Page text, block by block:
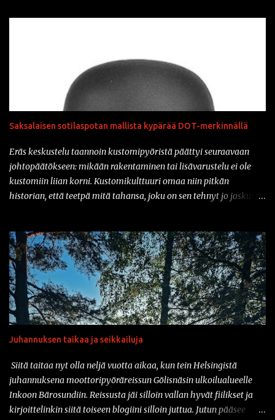
Saksalaisen sotilaspotan mallista kypärää DOT-merkinnällä
Eräs keskustelu taannoin kustomipyöristä päättyi seuraavaan
johtopäätökseen: mikään rakentaminen tai lisävarustelu ei ole
kustomiin liian korni. Kustomikulttuuri omaa niin pitkän
historian, että teetpä mitä tahansa, joku on sen tehnyt jo joskus
parin vuoden sisään nähtyä mm. prätkäliivi, mikä oli päällystetty
kokonaan kaljatölkin avausklipsuilla ja muuta vastaavaa.
Natsikypärä on ollut varsinkin sarjakuvissa ja pilapiirroksissa
varsin tyypillinen päähine klisheisillä moottoripyöräkerholaisilla.
Suomessa sotilaspotassa ajaminen ei kuitenkaan ole ollut
luvallista kypärien turvastandardien takia. Mutta nyt asiaan on
saatavilla korjausta: amerikkalainen Iron Horse Helmets
valmistaa nimittäin klassisen Stahlhelmen muotoa jäljittelevää
päivänähän myös DOT kelpaa täällä suomessa. Vaikka tuo
kyseinen...
Juhannuksen taikaa ja seikkailuja
Siitä taitaa nyt olla neljä vuotta aikaa, kun tein Helsingistä
juhannuksena moottoripyöräreissun Gölisnäsin ulkoilualueelle
Inkoon Bärosundiin. Reissusta jäi silloin vallan hyvät fiilikset ja
kirjoittelinkin siitä toiseen blogiini silloin juttua. Jutun pääsee